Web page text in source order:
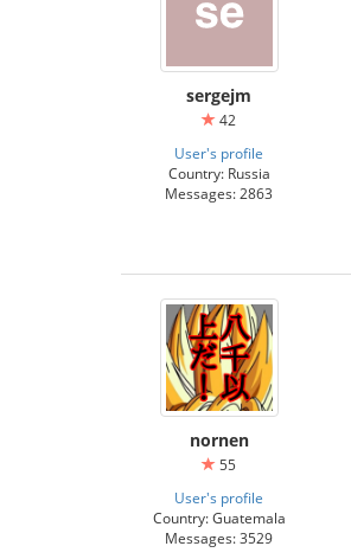
sergejm
42
User's profile
Country: Russia
Messages: 2863
nornen
55
User's profile
Country: Guatemala
Messages: 3529